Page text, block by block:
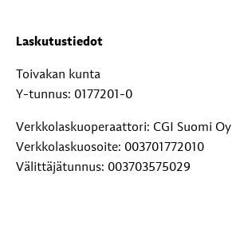
Laskutustiedot
Toivakan kunta
Y-tunnus: 0177201-0
Verkkolaskuoperaattori: CGI Suomi Oy
Verkkolaskuosoite: 003701772010
Välittäjätunnus: 003703575029